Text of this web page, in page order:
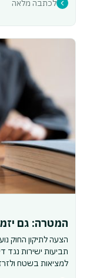
לכתבה מלאה
המטרה: גם
הצעה לתיקון החוק
תביעות ישירות נגד
למציאות בשטח